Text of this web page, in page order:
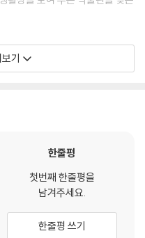
식을 먹을까?
쇠고기와 파프리카 등을 푹 끓
다. 또 마트에서 살 수 있는 식
거리와 풍경을 오갈까?
기
한줄평
첫번째 한줄평을
남겨주세요.
한줄평 쓰기